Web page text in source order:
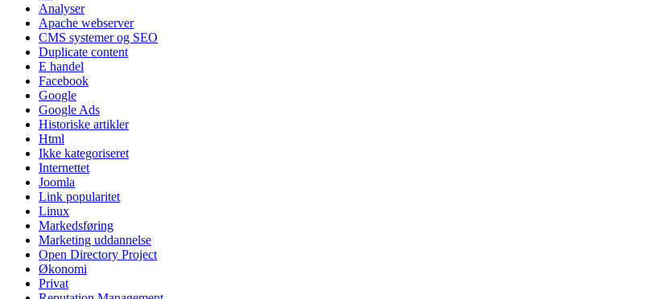
Analyser
Apache webserver
CMS systemer og SEO
Duplicate content
E handel
Facebook
Google
Google Ads
Historiske artikler
Html
Ikke kategoriseret
Internettet
Joomla
Link popularitet
Linux
Markedsføring
Marketing uddannelse
Open Directory Project
Økonomi
Privat